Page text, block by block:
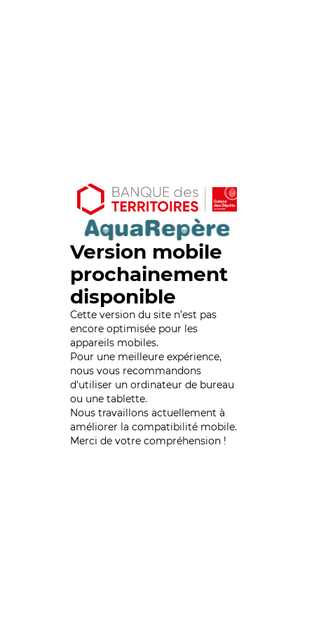
Version mobile
prochainement
disponible
Cette version du site n’est pas
encore optimisée pour les
appareils mobiles.
Pour une meilleure expérience,
nous vous recommandons
d'utiliser un ordinateur de bureau
ou une tablette.
Nous travaillons actuellement à
améliorer la compatibilité mobile.
Merci de votre compréhension !